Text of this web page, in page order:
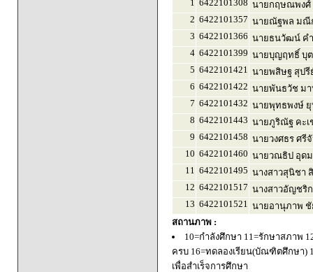
1 6422101308 นายกฤษณพงศ์
2 6422101357 นายณัฐพล มณี
3 6422101366 นายธนวัฒน์ ค
4 6422101399 นายบุญฤทธิ์ บุต
5 6422101421 นายพสิษฐ สุป
6 6422101422 นายพันธวัช ม
7 6422101432 นายพุทธพงษ์
8 6422101443 นายภูริณัฐ คะ
9 6422101458 นายวงศธร ศรี
10 6422101460 นายวณธิป อุด
11 6422101495 นางสาวสุนิชา
12 6422101517 นางสาวอัญชริ
13 6422101521 นายอานุภาพ
สถานภาพ :
10=กำลังศึกษา 11=รักษาสภาพ
ครบ 16=ทดลองเรียน(บัณฑิตศึกษา)
เพื่อสำเร็จการศึกษา